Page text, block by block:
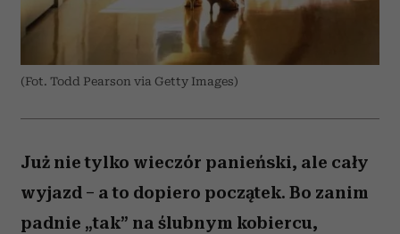
(Fot. Todd Pearson via Getty Images)
Już nie tylko wieczór panieński, ale cały
wyjazd – a to dopiero początek. Bo zanim
padnie „tak” na ślubnym kobiercu,